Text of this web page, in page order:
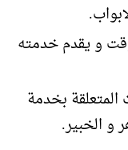
و يقدم خدمته
بخدمة
و الخبير.